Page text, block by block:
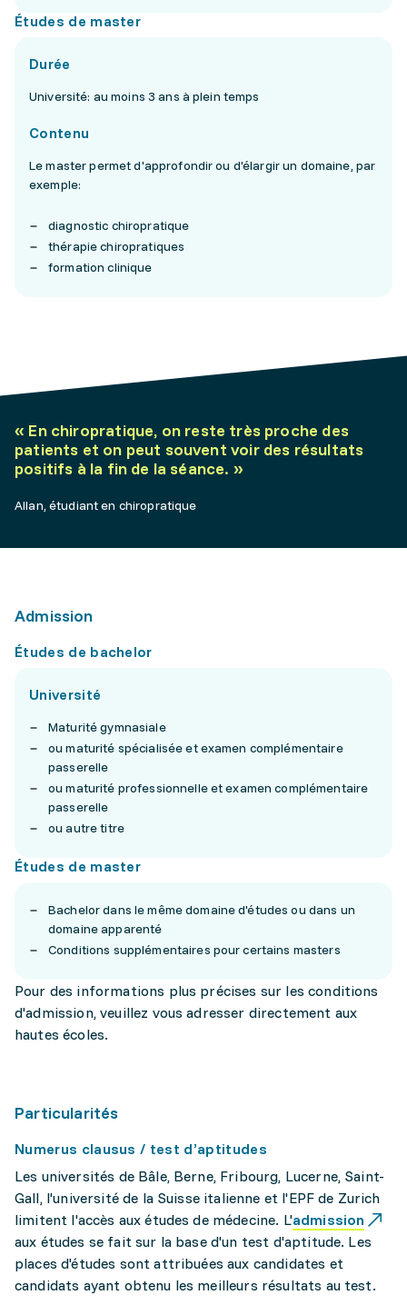
Études de master
Durée
Université: au moins 3 ans à plein temps
Contenu
Le master permet d'approfondir ou d'élargir un domaine, par
exemple:
diagnostic chiropratique
thérapie chiropratiques
formation clinique
« En chiropratique, on reste très proche des
patients et on peut souvent voir des résultats
positifs à la fin de la séance. »
Allan, étudiant en chiropratique
Admission
Études de bachelor
Université
Maturité gymnasiale
ou maturité spécialisée et examen complémentaire
passerelle
ou maturité professionnelle et examen complémentaire
passerelle
ou autre titre
Études de master
Bachelor dans le même domaine d'études ou dans un
domaine apparenté
Conditions supplémentaires pour certains masters
Pour des informations plus précises sur les conditions
d'admission, veuillez vous adresser directement aux
hautes écoles.
Particularités
Numerus clausus / test d’aptitudes
Les universités de Bâle, Berne, Fribourg, Lucerne, Saint-
Gall, l'université de la Suisse italienne et l'EPF de Zurich
limitent l'accès aux études de médecine. L'admission
aux études se fait sur la base d'un test d'aptitude. Les
places d'études sont attribuées aux candidates et
candidats ayant obtenu les meilleurs résultats au test.